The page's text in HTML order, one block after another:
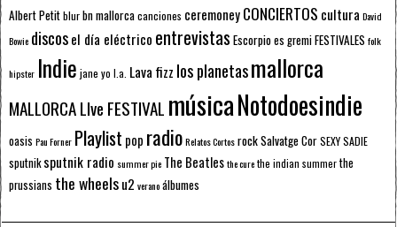
Albert Petitblurbn mallorcacanciones ceremoneyCONCIERTOS cultura David
Bowie discosel día eléctrico entrevistas Escorpioes gremiFESTIVALES folk
hipster Indie jane yo l.a. Lava fizz los planetasmallorca
MALLORCA LIve FESTIVAL músicaNotodoesindie
oasis Pau Forner Playlist pop radioRelatos CortosrockSalvatge CorSEXY SADIE
sputnik sputnik radio summer pie The Beatlesthe curethe indian summerthe
prussians the wheelsu2 veranoálbumes